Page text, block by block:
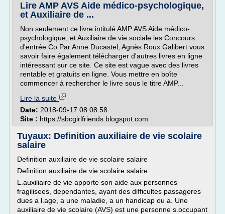
Lire AMP AVS Aide médico-psychologique,
et Auxiliaire de ...
Non seulement ce livre intitulé AMP AVS Aide médico-
psychologique, et Auxiliaire de vie sociale les Concours
d'entrée Co Par Anne Ducastel, Agnès Roux Galibert vous
savoir faire également télécharger d'autres livres en ligne
intéressant sur ce site. Ce site est vague avec des livres
rentable et gratuits en ligne. Vous mettre en boîte
commencer à rechercher le livre sous le titre AMP...
Lire la suite
Date: 2018-09-17 08:08:58
Site : https://sbcgirlfriends.blogspot.com
Tuyaux: Definition auxiliaire de vie scolaire
salaire
Definition auxiliaire de vie scolaire salaire
Definition auxiliaire de vie scolaire salaire
L.auxiliaire de vie apporte son aide aux personnes
fragilisees, dependantes, ayant des difficultes passageres
dues a l.age, a une maladie, a un handicap ou a. Une
auxiliaire de vie scolaire (AVS) est une personne s.occupant